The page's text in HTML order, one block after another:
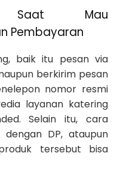
Saat Mau
Pembayaran
baik itu pesan via
berkirim pesan
nomor resmi
layanan katering
Selain itu, cara
DP, ataupun
tersebut bisa